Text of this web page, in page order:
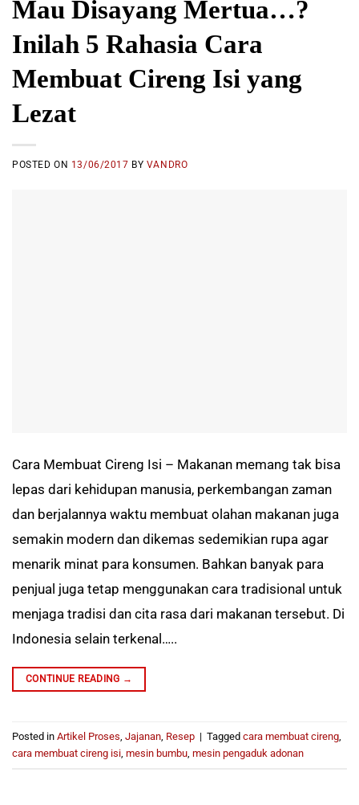
Mau Disayang Mertua…?
Inilah 5 Rahasia Cara
Membuat Cireng Isi yang
Lezat
POSTED ON 13/06/2017 BY VANDRO
Cara Membuat Cireng Isi – Makanan memang tak bisa
lepas dari kehidupan manusia, perkembangan zaman
dan berjalannya waktu membuat olahan makanan juga
semakin modern dan dikemas sedemikian rupa agar
menarik minat para konsumen. Bahkan banyak para
penjual juga tetap menggunakan cara tradisional untuk
menjaga tradisi dan cita rasa dari makanan tersebut. Di
Indonesia selain terkenal…..
CONTINUE READING →
Posted in Artikel Proses Jajanan Resep | Tagged cara membuat cireng
cara membuat cireng isi mesin bumbu mesin pengaduk adonan